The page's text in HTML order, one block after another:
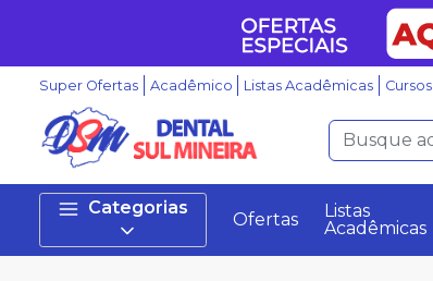
Super Ofertas Acadêmico Listas Acadêmicas Cursos
Categorias
Ofertas
Listas
Acadêmicas